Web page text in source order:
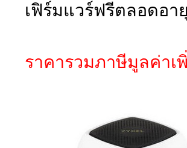
เฟิร์มแวร์ฟรีตลอดอา
ราคารวมภาษีมูลค่าเ